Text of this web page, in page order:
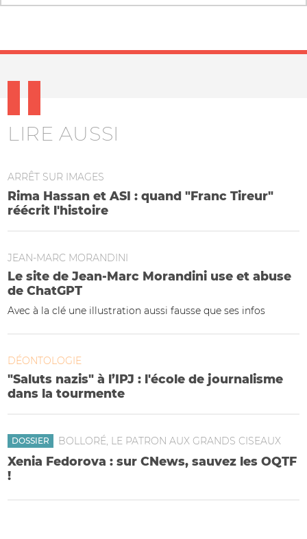
LIRE AUSSI
ARRÊT SUR IMAGES
Rima Hassan et ASI : quand "Franc Tireur"
réécrit l'histoire
JEAN-MARC MORANDINI
Le site de Jean-Marc Morandini use et abuse
de ChatGPT
Avec à la clé une illustration aussi fausse que ses infos
DÉONTOLOGIE
"Saluts nazis" à l’IPJ : l'école de journalisme
dans la tourmente
DOSSIER BOLLORÉ, LE PATRON AUX GRANDS CISEAUX
Xenia Fedorova : sur CNews, sauvez les OQTF
!